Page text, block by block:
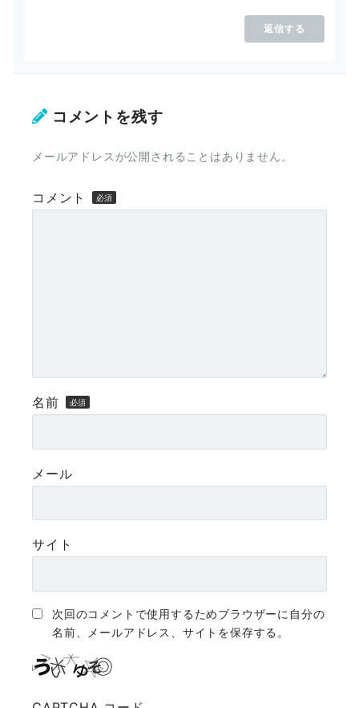
返信する
コメントを残す
メールアドレスが公開されることはありません。
コメント
名前
メール
サイト
次回のコメントで使用するためブラウザーに自分の
名前、メールアドレス、サイトを保存する。